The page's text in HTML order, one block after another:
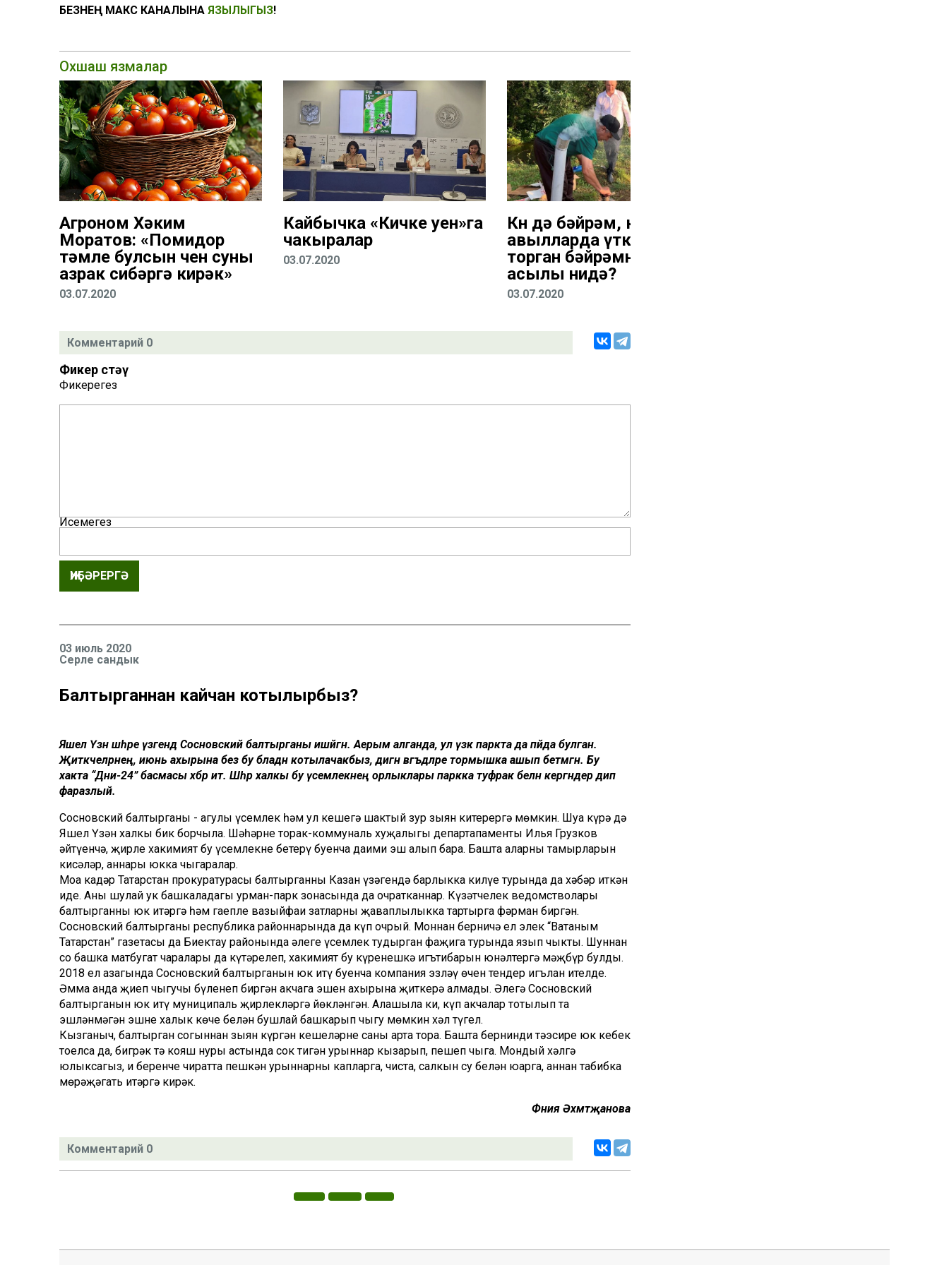
БЕЗНЕҢ МАКС КАНАЛЫНА ЯЗЫЛЫГЫЗ!
Охшаш язмалар
Агроном Хәким
Моратов: «Помидор
тәмле булсын өчен суны
азрак сибәргә кирәк»
03.07.2020
Кайбычка «Кичке уен»га
чакыралар
03.07.2020
Көн дә бәйрәм, көн дә туй:
авылларда үткәрелә
торган бәйрәмнәрнең
асылы нидә?
03.07.2020
Комментарий 0
Фикер өстәү
Фикерегез
Исемегез
ҖИБӘРЕРГӘ
03 июль 2020
Серле сандык
Балтырганнан кайчан котылырбыз?
Яшел Үзән шәһәре үзәгендә Сосновский балтырганы ишәйгән. Аерым алганда, ул үзәк паркта да пәйда булган.
Җитәкчеләрнең, июнь ахырына без бу бәладән котылачакбыз, дигән вәгъдәләре тормышка ашып бетмәгән. Бу
хакта “Дни-24” басмасы хәбәр итә. Шәһәр халкы бу үсемлекнең орлыклары паркка туфрак белән кергәндер дип
фаразлый.
Сосновский балтырганы - агулы үсемлек һәм ул кешегә шактый зур зыян китерергә мөмкин. Шуңа күрә дә
Яшел Үзән халкы бик борчыла. Шәһәрнең торак-коммуналь хуҗалыгы департапаменты Илья Грузков
әйтүенчә, җирле хакимият бу үсемлекне бетерү буенча даими эш алып бара. Башта аларның тамырларын
кисәләр, аннары юкка чыгаралар.
Моңа кадәр Татарстан прокуратурасы балтырганның Казан үзәгендә барлыкка килүе турында да хәбәр иткән
иде. Аны шулай ук башкаладагы урман-парк зонасында да очратканнар. Күзәтчелек ведомстволары
балтырганны юк итәргә һәм гаепле вазыйфаи затларны җаваплылыкка тартырга фәрман биргән.
Сосновский балтырганы республика районнарында да күп очрый. Моннан берничә ел элек “Ватаным
Татарстан” газетасы да Биектау районында әлеге үсемлек тудырган фаҗига турында язып чыкты. Шуннан
соң башка матбугат чаралары да күтәрелеп, хакимият бу күренешкә игътибарын юнәлтергә мәҗбүр булды.
2018 ел азагында Сосновский балтырганын юк итү буенча компания эзләү өчен тендер игълан ителде.
Әмма анда җиңеп чыгучы бүленеп биргән акчага эшен ахырына җиткерә алмады. Әлегә Сосновский
балтырганын юк итү муниципаль җирлекләргә йөкләнгән. Аңлашыла ки, күп акчалар тотылып та
эшләнмәгән эшне халык көче белән бушлай башкарып чыгу мөмкин хәл түгел.
Кызганыч, балтырган согыннан зыян күргән кешеләрнең саны арта тора. Башта бернинди тәэсире юк кебек
тоелса да, бигрәк тә кояш нуры астында сок тигән урыннар кызарып, пешеп чыга. Мондый хәлгә
юлыксагыз, иң беренче чиратта пешкән урыннарны капларга, чиста, салкын су белән юарга, аннан табибка
мөрәҗәгать итәргә кирәк.
Фәния Әхмәтҗанова
Комментарий 0